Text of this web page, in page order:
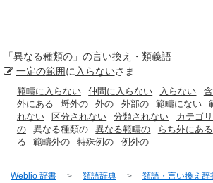
「異なる種類の 」の言い換え・類義語
一定の範囲に 入らないさま
範疇に入らない 仲間に入らない 入らない
外にある
埒外の 外の 外部の 範疇にない
れない
区分されない 分類されない カテゴ
の
異なる種類の 異なる範疇の らち外にある
る
範疇外の 特殊例の 例外の
Weblio 辞書 > 類語辞典 > 類語・言い換え辞